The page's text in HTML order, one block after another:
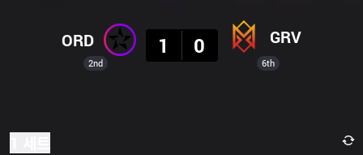
2nd
ORD
1
0 GRV
6th